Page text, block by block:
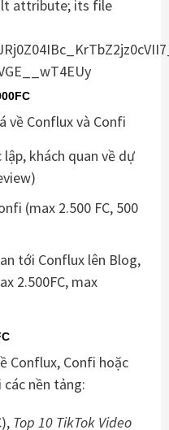
về Conflux và Confi
khách quan về dự
(max 2.500 FC, 500
tới Conflux lên Blog,
2.500FC, max
Conflux, Confi hoặc
nền tảng:
Top 10 TikTok Video